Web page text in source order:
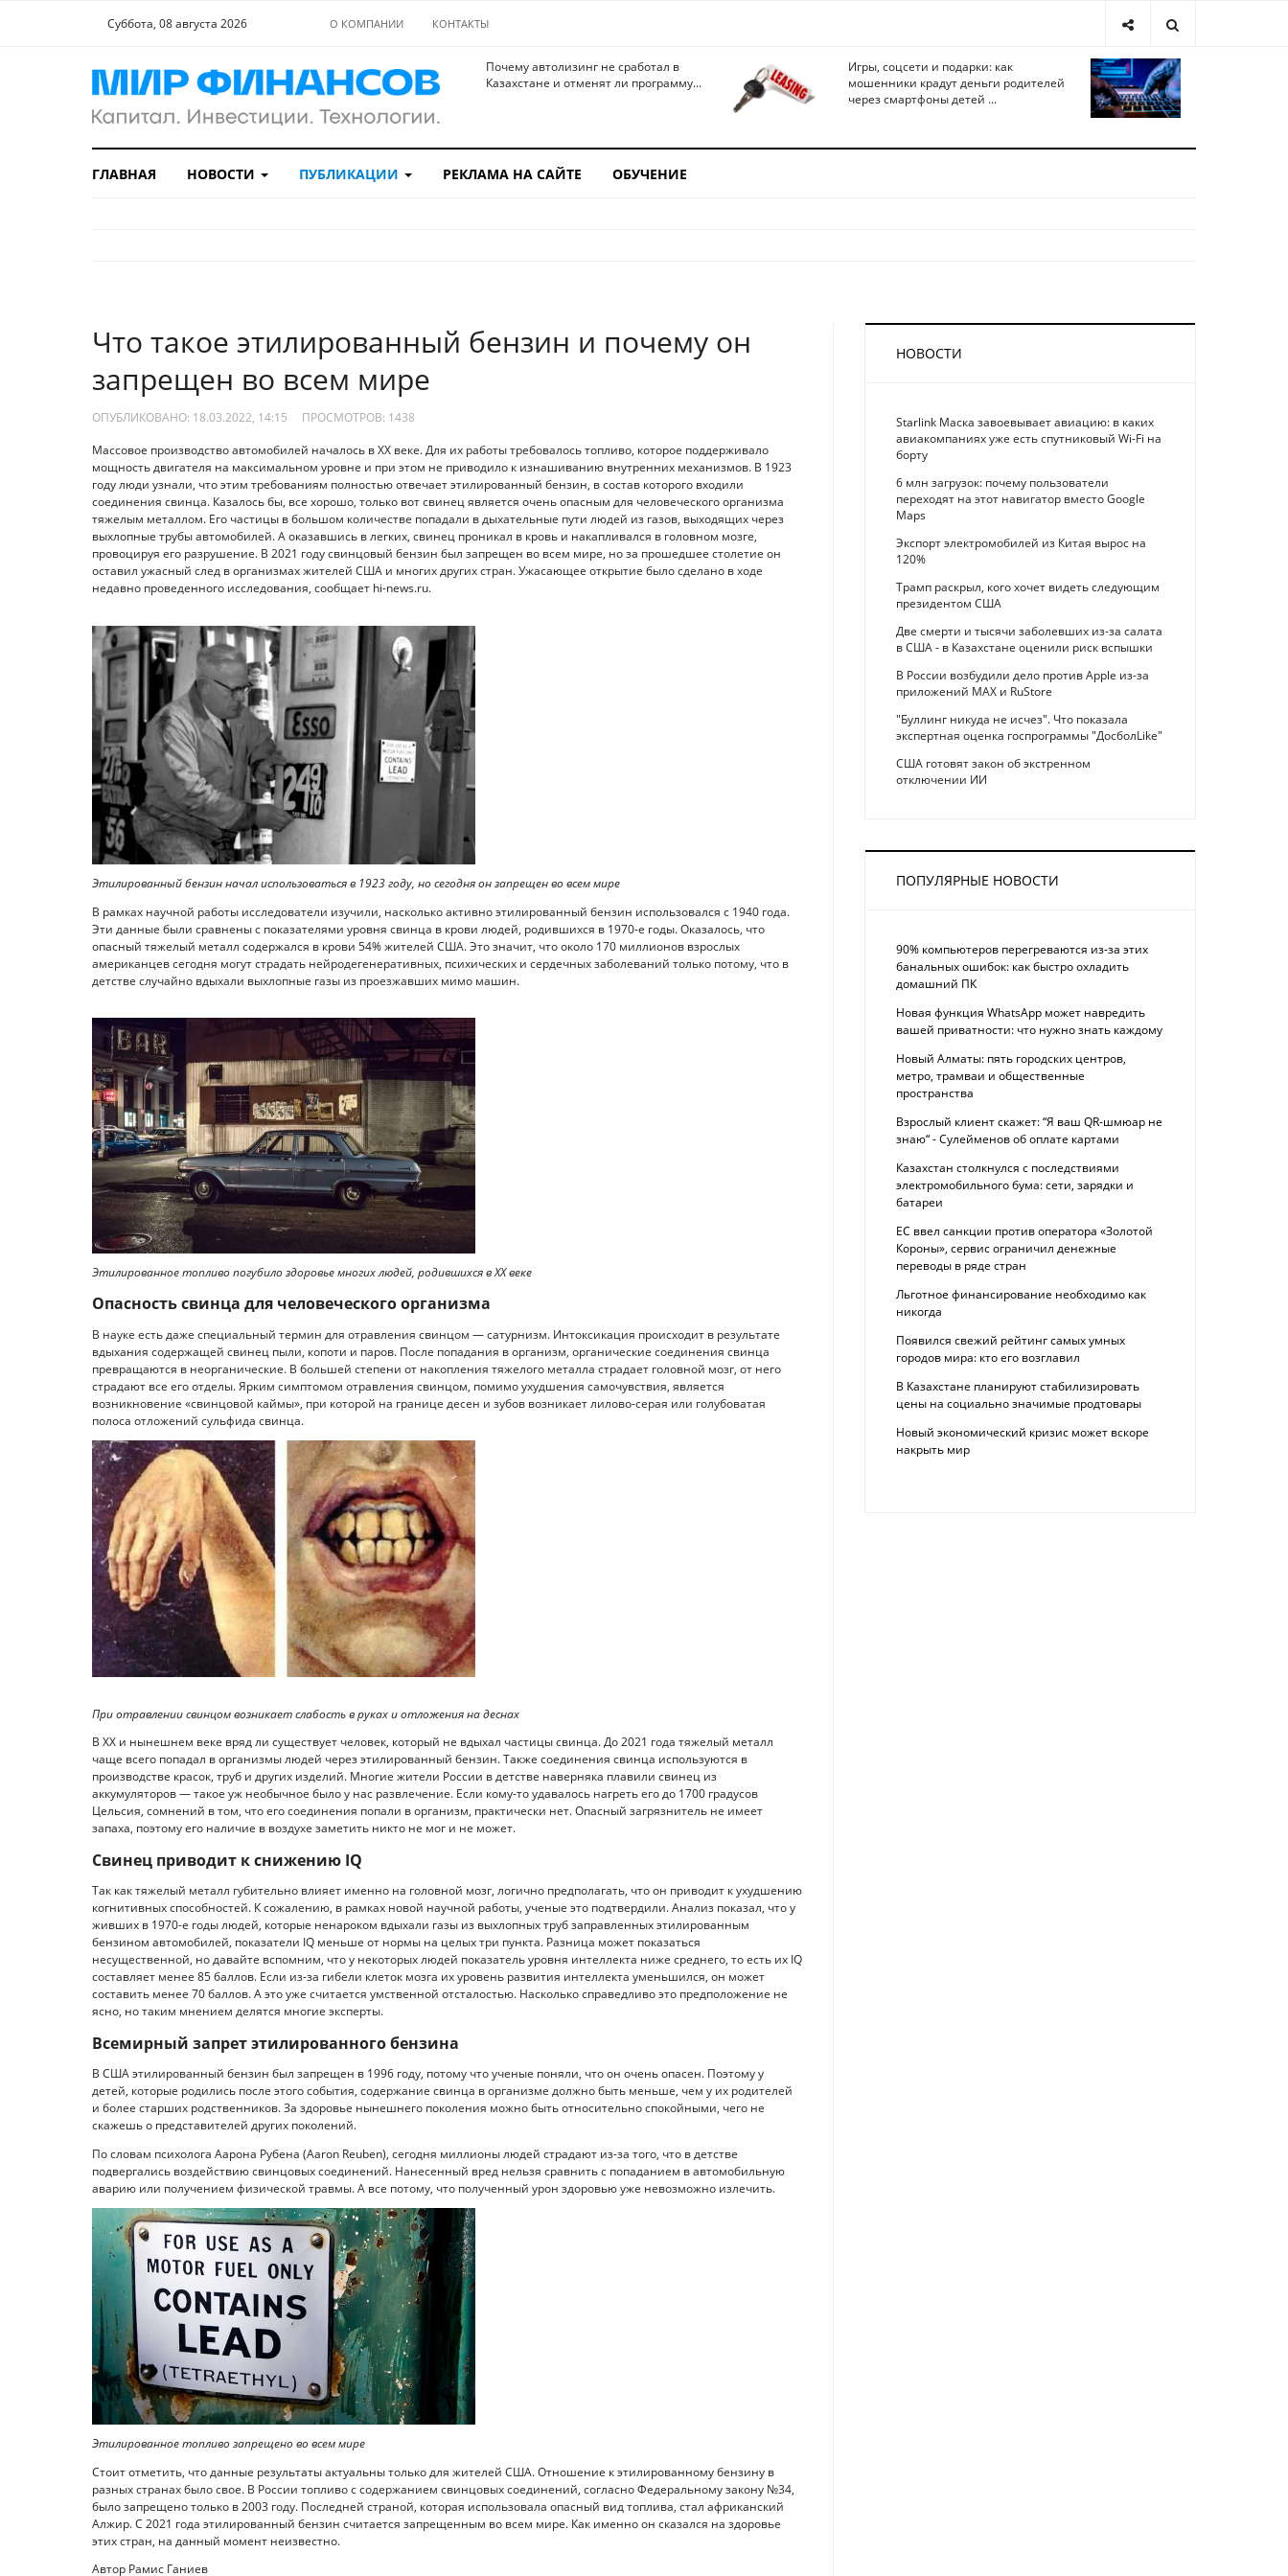
Суббота, 08 августа 2026 О КОМПАНИИ КОНТАКТЫ
Почему автолизинг не сработал в
Казахстане и отменят ли программу...
Игры, соцсети и подарки: как
мошенники крадут деньги родителей
через смартфоны детей ...
ГЛАВНАЯ НОВОСТИ ПУБЛИКАЦИИ РЕКЛАМА НА САЙТЕ ОБУЧЕНИЕ
Что такое этилированный бензин и почему он
запрещен во всем мире
ОПУБЛИКОВАНО: 18.03.2022, 14:15 ПРОСМОТРОВ: 1438
Массовое производство автомобилей началось в XX веке. Для их работы требовалось топливо, которое поддерживало
мощность двигателя на максимальном уровне и при этом не приводило к изнашиванию внутренних механизмов. В 1923
году люди узнали, что этим требованиям полностью отвечает этилированный бензин, в состав которого входили
соединения свинца. Казалось бы, все хорошо, только вот свинец является очень опасным для человеческого организма
тяжелым металлом. Его частицы в большом количестве попадали в дыхательные пути людей из газов, выходящих через
выхлопные трубы автомобилей. А оказавшись в легких, свинец проникал в кровь и накапливался в головном мозге,
провоцируя его разрушение. В 2021 году свинцовый бензин был запрещен во всем мире, но за прошедшее столетие он
оставил ужасный след в организмах жителей США и многих других стран. Ужасающее открытие было сделано в ходе
недавно проведенного исследования, сообщает hi-news.ru.
Этилированный бензин начал использоваться в 1923 году, но сегодня он запрещен во всем мире
В рамках научной работы исследователи изучили, насколько активно этилированный бензин использовался с 1940 года.
Эти данные были сравнены с показателями уровня свинца в крови людей, родившихся в 1970-е годы. Оказалось, что
опасный тяжелый металл содержался в крови 54% жителей США. Это значит, что около 170 миллионов взрослых
американцев сегодня могут страдать нейродегенеративных, психических и сердечных заболеваний только потому, что в
детстве случайно вдыхали выхлопные газы из проезжавших мимо машин.
Этилированное топливо погубило здоровье многих людей, родившихся в XX веке
Опасность свинца для человеческого организма
В науке есть даже специальный термин для отравления свинцом — сатурнизм. Интоксикация происходит в результате
вдыхания содержащей свинец пыли, копоти и паров. После попадания в организм, органические соединения свинца
превращаются в неорганические. В большей степени от накопления тяжелого металла страдает головной мозг, от него
страдают все его отделы. Ярким симптомом отравления свинцом, помимо ухудшения самочувствия, является
возникновение «свинцовой каймы», при которой на границе десен и зубов возникает лилово-серая или голубоватая
полоса отложений сульфида свинца.
При отравлении свинцом возникает слабость в руках и отложения на деснах
В XX и нынешнем веке вряд ли существует человек, который не вдыхал частицы свинца. До 2021 года тяжелый металл
чаще всего попадал в организмы людей через этилированный бензин. Также соединения свинца используются в
производстве красок, труб и других изделий. Многие жители России в детстве наверняка плавили свинец из
аккумуляторов — такое уж необычное было у нас развлечение. Если кому-то удавалось нагреть его до 1700 градусов
Цельсия, сомнений в том, что его соединения попали в организм, практически нет. Опасный загрязнитель не имеет
запаха, поэтому его наличие в воздухе заметить никто не мог и не может.
Свинец приводит к снижению IQ
Так как тяжелый металл губительно влияет именно на головной мозг, логично предполагать, что он приводит к ухудшению
когнитивных способностей. К сожалению, в рамках новой научной работы, ученые это подтвердили. Анализ показал, что у
живших в 1970-е годы людей, которые ненароком вдыхали газы из выхлопных труб заправленных этилированным
бензином автомобилей, показатели IQ меньше от нормы на целых три пункта. Разница может показаться
несущественной, но давайте вспомним, что у некоторых людей показатель уровня интеллекта ниже среднего, то есть их IQ
составляет менее 85 баллов. Если из-за гибели клеток мозга их уровень развития интеллекта уменьшился, он может
составить менее 70 баллов. А это уже считается умственной отсталостью. Насколько справедливо это предположение не
ясно, но таким мнением делятся многие эксперты.
Всемирный запрет этилированного бензина
В США этилированный бензин был запрещен в 1996 году, потому что ученые поняли, что он очень опасен. Поэтому у
детей, которые родились после этого события, содержание свинца в организме должно быть меньше, чем у их родителей
и более старших родственников. За здоровье нынешнего поколения можно быть относительно спокойными, чего не
скажешь о представителей других поколений.
По словам психолога Аарона Рубена (Aaron Reuben), сегодня миллионы людей страдают из-за того, что в детстве
подвергались воздействию свинцовых соединений. Нанесенный вред нельзя сравнить с попаданием в автомобильную
аварию или получением физической травмы. А все потому, что полученный урон здоровью уже невозможно излечить.
Этилированное топливо запрещено во всем мире
Стоит отметить, что данные результаты актуальны только для жителей США. Отношение к этилированному бензину в
разных странах было свое. В России топливо с содержанием свинцовых соединений, согласно Федеральному закону №34,
было запрещено только в 2003 году. Последней страной, которая использовала опасный вид топлива, стал африканский
Алжир. С 2021 года этилированный бензин считается запрещенным во всем мире. Как именно он сказался на здоровье
этих стран, на данный момент неизвестно.
Автор Рамис Ганиев
НОВОСТИ
Starlink Маска завоевывает авиацию: в каких
авиакомпаниях уже есть спутниковый Wi-Fi на
борту
6 млн загрузок: почему пользователи
переходят на этот навигатор вместо Google
Maps
Экспорт электромобилей из Китая вырос на
120%
Трамп раскрыл, кого хочет видеть следующим
президентом США
Две смерти и тысячи заболевших из-за салата
в США - в Казахстане оценили риск вспышки
В России возбудили дело против Apple из-за
приложений MAX и RuStore
"Буллинг никуда не исчез". Что показала
экспертная оценка госпрограммы "ДосболLike"
США готовят закон об экстренном
отключении ИИ
ПОПУЛЯРНЫЕ НОВОСТИ
90% компьютеров перегреваются из-за этих
банальных ошибок: как быстро охладить
домашний ПК
Новая функция WhatsApp может навредить
вашей приватности: что нужно знать каждому
Новый Алматы: пять городских центров,
метро, трамваи и общественные
пространства
Взрослый клиент скажет: “Я ваш QR-шмюар не
знаю“ - Сулейменов об оплате картами
Казахстан столкнулся с последствиями
электромобильного бума: сети, зарядки и
батареи
ЕС ввел санкции против оператора «Золотой
Короны», сервис ограничил денежные
переводы в ряде стран
Льготное финансирование необходимо как
никогда
Появился свежий рейтинг самых умных
городов мира: кто его возглавил
В Казахстане планируют стабилизировать
цены на социально значимые продтовары
Новый экономический кризис может вскоре
накрыть мир